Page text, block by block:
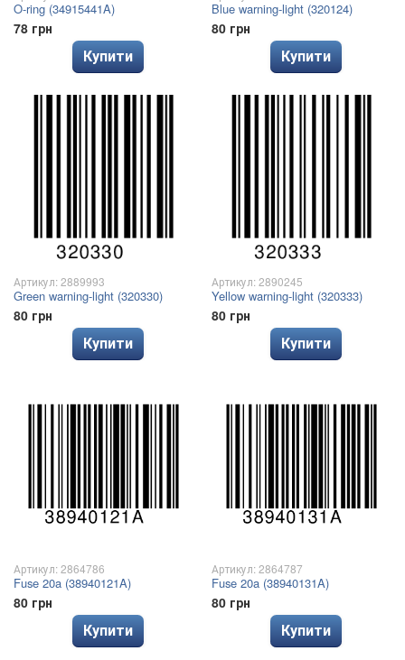
O-ring (34915441A)
78 грн
Купити
Blue warning-light (320124)
80 грн
Купити
Артикул: 2889993
Green warning-light (320330)
80 грн
Купити
Артикул: 2890245
Yellow warning-light (320333)
80 грн
Купити
Артикул: 2864786
Fuse 20a (38940121A)
80 грн
Купити
Артикул: 2864787
Fuse 20a (38940131A)
80 грн
Купити